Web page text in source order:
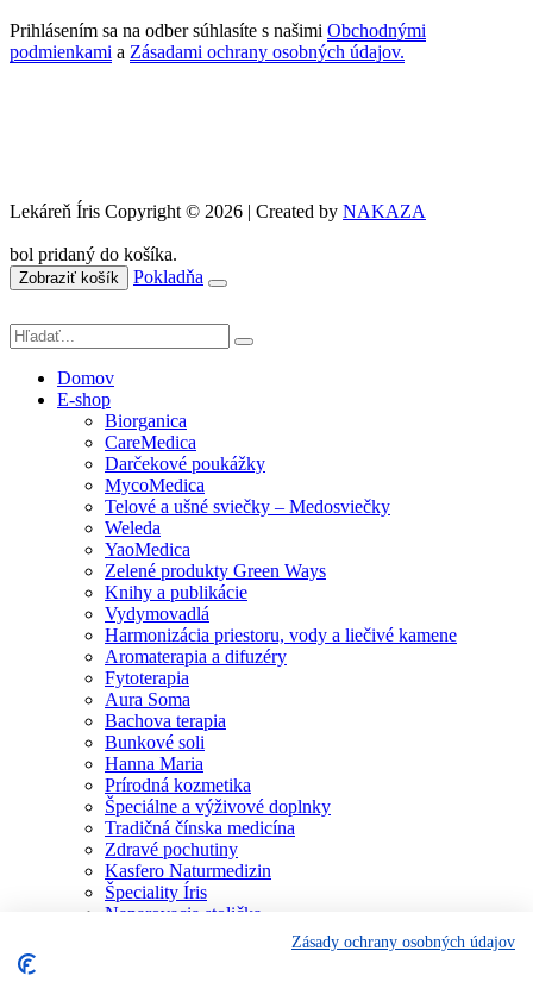
Prihlásením sa na odber súhlasíte s našimi Obchodnými
podmienkami a Zásadami ochrany osobných údajov.
Lekáreň Íris Copyright © 2026 | Created by NAKAZA
bol pridaný do košíka.
Zobraziť košík Pokladňa
Domov
E-shop
Biorganica
CareMedica
Darčekové poukážky
MycoMedica
Telové a ušné sviečky – Medosviečky
Weleda
YaoMedica
Zelené produkty Green Ways
Knihy a publikácie
Vydymovadlá
Harmonizácia priestoru, vody a liečivé kamene
Aromaterapia a difuzéry
Fytoterapia
Aura Soma
Bachova terapia
Bunkové soli
Hanna Maria
Prírodná kozmetika
Špeciálne a výživové doplnky
Tradičná čínska medicína
Zdravé pochutiny
Kasfero Naturmedizin
Špeciality Íris
Naparovacia stolička
Individuálne poradenstvo
Zásady ochrany osobných údajov